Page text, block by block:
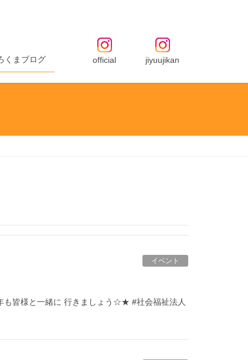
くまブログ official jiyuujikan
イベント
も皆様と一緒に 行きましょう☆★ #社会福祉法人